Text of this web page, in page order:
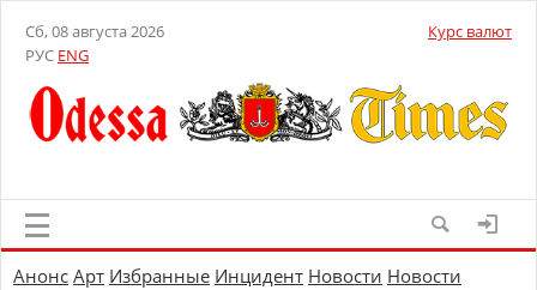
Сб, 08 августа 2026
РУС ENG
Курс валют
Анонс Арт Избранные Инцидент Новости Новости